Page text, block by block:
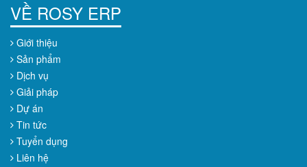
VỀ ROSY ERP
Giới thiệu
Sản phẩm
Dịch vụ
Giải pháp
Dự án
Tin tức
Tuyển dụng
Liên hệ